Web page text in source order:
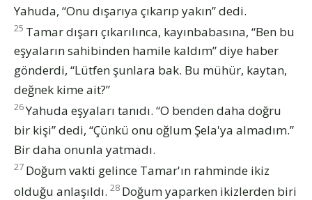
Yahuda, “Onu dışarıya çıkarıp yakın” dedi.
25 Tamar dışarı çıkarılınca, kayınbabasına, “Ben bu
eşyaların sahibinden hamile kaldım” diye haber
gönderdi, “Lütfen şunlara bak. Bu mühür, kaytan,
değnek kime ait?”
26Yahuda eşyaları tanıdı. “O benden daha doğru
bir kişi” dedi, “Çünkü onu oğlum Şela'ya almadım.”
Bir daha onunla yatmadı.
27 Doğum vakti gelince Tamar'ın rahminde ikiz
olduğu anlaşıldı. 28 Doğum yaparken ikizlerden biri